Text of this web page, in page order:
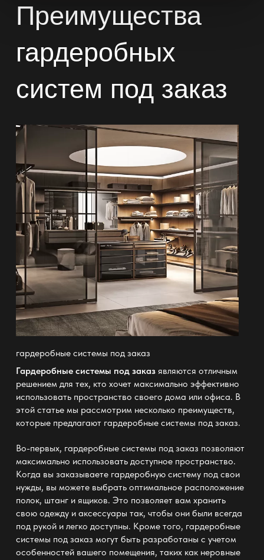
Преимущества
гардеробных
систем под заказ
гардеробные системы под заказ
Гардеробные системы под заказявляются отличным
решением для тех, кто хочет максимально эффективно
использовать пространство своего дома или офиса. В
этой статье мы рассмотрим несколько преимуществ,
которые предлагают гардеробные системы под заказ.
Во-первых, гардеробные системы под заказ позволяют
максимально использовать доступное пространство.
Когда вы заказываете гардеробную системупод свои
нужды, вы можете выбрать оптимальное расположение
полок, штанг и ящиков. Это позволяет вам хранить
свою одеждуи аксессуары так, чтобы они были всегда
под рукой и легко доступны. Кроме того, гардеробные
системы под заказ могут быть разработаны с учетом
особенностей вашего помещения, таких как неровные